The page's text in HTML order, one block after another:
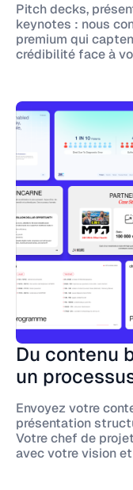
Pitch decks,
keynotes : nous
premium qui
crédibilité face à
Du contenu
un
Envoyez votre
présentation
Votre chef de
avec votre vision